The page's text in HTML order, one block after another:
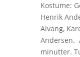
Kostume:
Henrik
Alvang,
Andersen.
minutter.